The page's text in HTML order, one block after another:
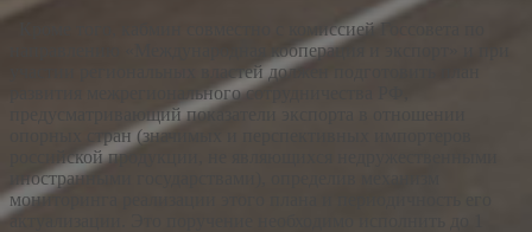
Кроме того, кабмин совместно с комиссией Госсовета по
направлению «Международная кооперация и экспорт» и при
участии региональных властей должен подготовить план
развития межрегионального сотрудничества РФ,
предусматривающий показатели экспорта в отношении
опорных стран (значимых и перспективных импортеров
российской продукции, не являющихся недружественными
иностранными государствами), определив механизм
мониторинга реализации этого плана и периодичность его
актуализации. Это поручение необходимо исполнить до 1